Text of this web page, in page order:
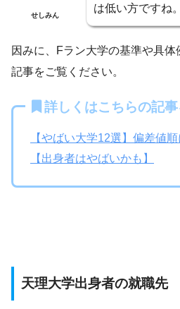
せしみん
は低い方ですね。
因みに、Fラン大学の基準や具
記事をご覧ください。
詳しくはこちらの記
【やばい大学12選】偏差値
【出身者はやばいかも】
天理大学出身者の就職先